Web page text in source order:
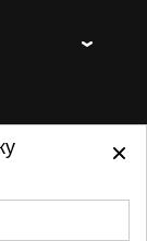
права